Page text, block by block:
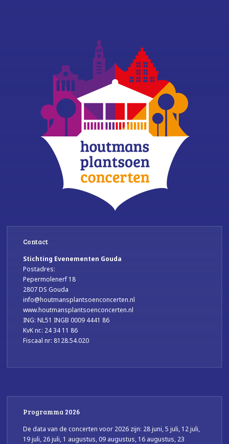
Contact
Stichting Evenementen Gouda
Postadres:
Pepermolenerf 18
2807 DS Gouda
info@houtmansplantsoenconcerten.nl
www.houtmansplantsoenconcerten.nl
ING: NL51 INGB 0009 4441 86
KvK nr.: 24 34 11 86
Fiscaal nr: 8128.54.020
Programma 2026
De data van de concerten voor 2026 zijn: 28 juni, 5 juli, 12 juli,
19 juli, 26 juli, 1 augustus, 09 augustus, 16 augustus, 23